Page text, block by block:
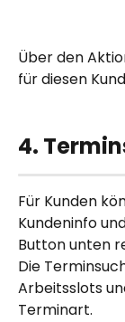
Über den
für diesen
4.
Für Kunden
Kundeninfo
Button unten
Die
Arbeitsslots
Terminart.